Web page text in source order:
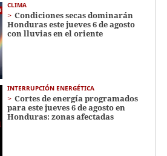
CLIMA
Condiciones secas dominarán
Honduras este jueves 6 de agosto
con lluvias en el oriente
INTERRUPCIÓN ENERGÉTICA
Cortes de energía programados
para este jueves 6 de agosto en
Honduras: zonas afectadas